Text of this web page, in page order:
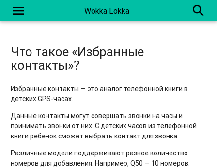
menu Wokka Lokka search
Что такое «Избранные
контакты»?
Избранные контакты — это аналог телефонной книги в
детских GPS-часах.
Данные контакты могут совершать звонки на часы и
принимать звонки от них. С детских часов из телефонной
книги ребенок сможет выбрать контакт для звонка.
Различные модели поддерживают разное количество
номеров для добавления. Например, Q50 — 10 номеров.